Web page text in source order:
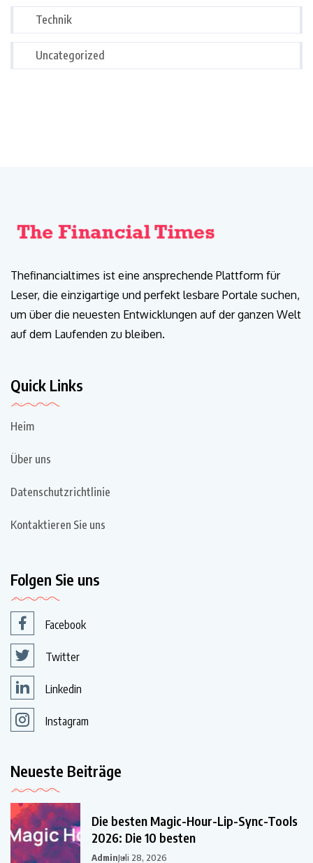
Technik
Uncategorized
Thefinancialtimes ist eine ansprechende Plattform für
Leser, die einzigartige und perfekt lesbare Portale suchen,
um über die neuesten Entwicklungen auf der ganzen Welt
auf dem Laufenden zu bleiben.
Quick Links
Heim
Über uns
Datenschutzrichtlinie
Kontaktieren Sie uns
Folgen Sie uns
Facebook
Twitter
Linkedin
Instagram
Neueste Beiträge
Die besten Magic-Hour-Lip-Sync-Tools
2026: Die 10 besten
AdminJuli 28, 2026